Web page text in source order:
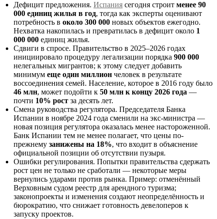
Дефицит предложения. Испания сегодня строит менее 90
000 единиц жилья в год, тогда как эксперты оценивают
потребность в около 300 000 новых объектов ежегодно.
Нехватка накопилась и превратилась в дефицит около 1
000 000 единиц жилья.
Сдвиги в спросе. Правительство в 2025–2026 годах
инициировало процедуру легализации порядка 900 000
нелегальных мигрантов; к этому следует добавить
минимум еще один миллион человек в результате
воссоединения семей. Население, которое в 2016 году было
46 млн, может подойти к 50 млн к концу 2026 года —
почти 10% рост за десять лет.
Смена руководства регулятора. Председателя Банка
Испании в ноябре 2024 года сменили на экс-министрa —
новая позиция регулятора оказалась менее настороженной.
Банк Испании тем не менее полагает, что цены по-
прежнему занижены на 18%, что входит в объяснение
официальной позиции об отсутствии пузыря.
Ошибки регулирования. Попытки правительства сдержать
рост цен не только не сработали — некоторые меры
вернулись ударами против рынка. Пример: отменённый
Верховным судом реестр для арендного туризма;
законопроекты и изменения создают неопределённость и
бюрократию, что снижает готовность девелоперов к
запуску проектов.